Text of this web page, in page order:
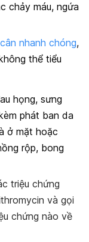
chảy máu, ngứa
nhanh chóng,
thể tiểu
họng, sưng
phát ban da
ở mặt hoặc
rộp, bong
triệu chứng
và gọi
chứng nào về